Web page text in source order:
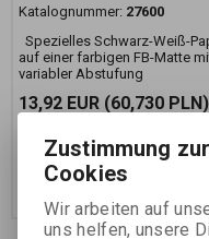
Katalognummer: 27600
Spezielles Schwarz-Weiß-
auf einer farbigen FB-Matte
variabler Abstufung
13,92 EUR (60,730 PLN)
11,51 EUR (50,220 PLN)
(Ihr
ohne Ust.:)
Im Warenkorb
Zustimmung
Cookies
Wir arbeiten auf
uns helfen, unsere